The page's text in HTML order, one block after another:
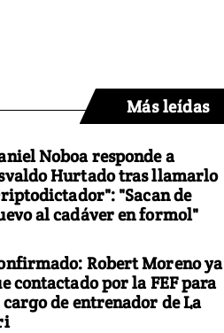
Más leídas
Noboa responde a
Hurtado tras llamarlo
"Sacan de
al cadáver en formol"
Robert Moreno ya
contactado por la FEF para
de entrenador de La